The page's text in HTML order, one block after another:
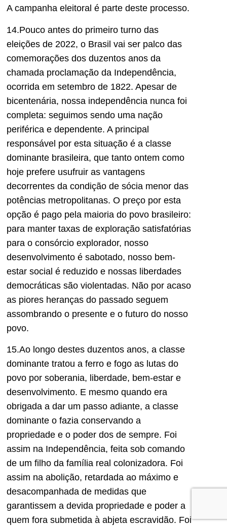
A campanha eleitoral é parte deste processo.
14.Pouco antes do primeiro turno das
eleições de 2022, o Brasil vai ser palco das
comemorações dos duzentos anos da
chamada proclamação da Independência,
ocorrida em setembro de 1822. Apesar de
bicentenária, nossa independência nunca foi
completa: seguimos sendo uma nação
periférica e dependente. A principal
responsável por esta situação é a classe
dominante brasileira, que tanto ontem como
hoje prefere usufruir as vantagens
decorrentes da condição de sócia menor das
potências metropolitanas. O preço por esta
opção é pago pela maioria do povo brasileiro:
para manter taxas de exploração satisfatórias
para o consórcio explorador, nosso
desenvolvimento é sabotado, nosso bem-
estar social é reduzido e nossas liberdades
democráticas são violentadas. Não por acaso
as piores heranças do passado seguem
assombrando o presente e o futuro do nosso
povo.
15.Ao longo destes duzentos anos, a classe
dominante tratou a ferro e fogo as lutas do
povo por soberania, liberdade, bem-estar e
desenvolvimento. E mesmo quando era
obrigada a dar um passo adiante, a classe
dominante o fazia conservando a
propriedade e o poder dos de sempre. Foi
assim na Independência, feita sob comando
de um filho da família real colonizadora. Foi
assim na abolição, retardada ao máximo e
desacompanhada de medidas que
garantissem a devida propriedade e poder a
quem fora submetida à abjeta escravidão. Foi